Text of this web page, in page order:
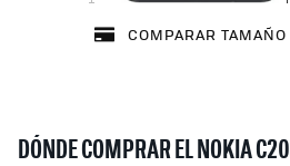
COMPARAR TAMAÑO
DÓNDE COMPRAR EL NOKIA C20